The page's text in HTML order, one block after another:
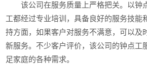
该公司在服务质量上严格把关。以钟
工都经过专业培训，具备良好的服务技能
持方面，如果客户对服务不满意，可以及
新服务。不少客户评价，该公司的钟点工
足家庭的各种需求。